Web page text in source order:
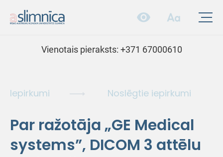
Vienotais pieraksts: +371 67000610
Iepirkumi Noslēgtie iepirkumi
Par ražotāja „GE Medical
systems”, DICOM 3 attēlu